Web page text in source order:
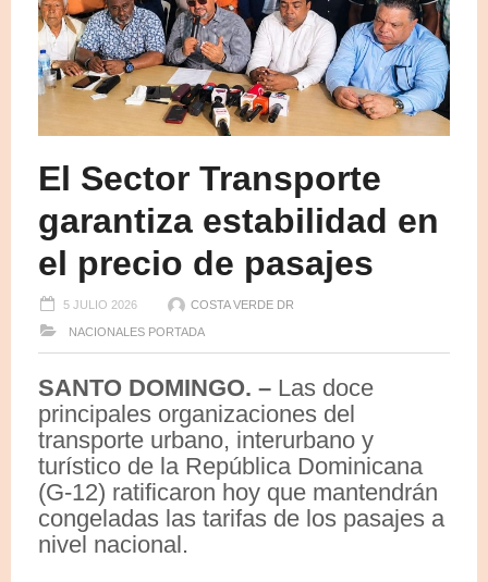
El Sector Transporte
garantiza estabilidad en
el precio de pasajes
5 JULIO 2026 COSTA VERDE DR
NACIONALES PORTADA
SANTO DOMINGO. – Las doce
principales organizaciones del
transporte urbano, interurbano y
turístico de la República Dominicana
(G-12) ratificaron hoy que mantendrán
congeladas las tarifas de los pasajes a
nivel nacional.